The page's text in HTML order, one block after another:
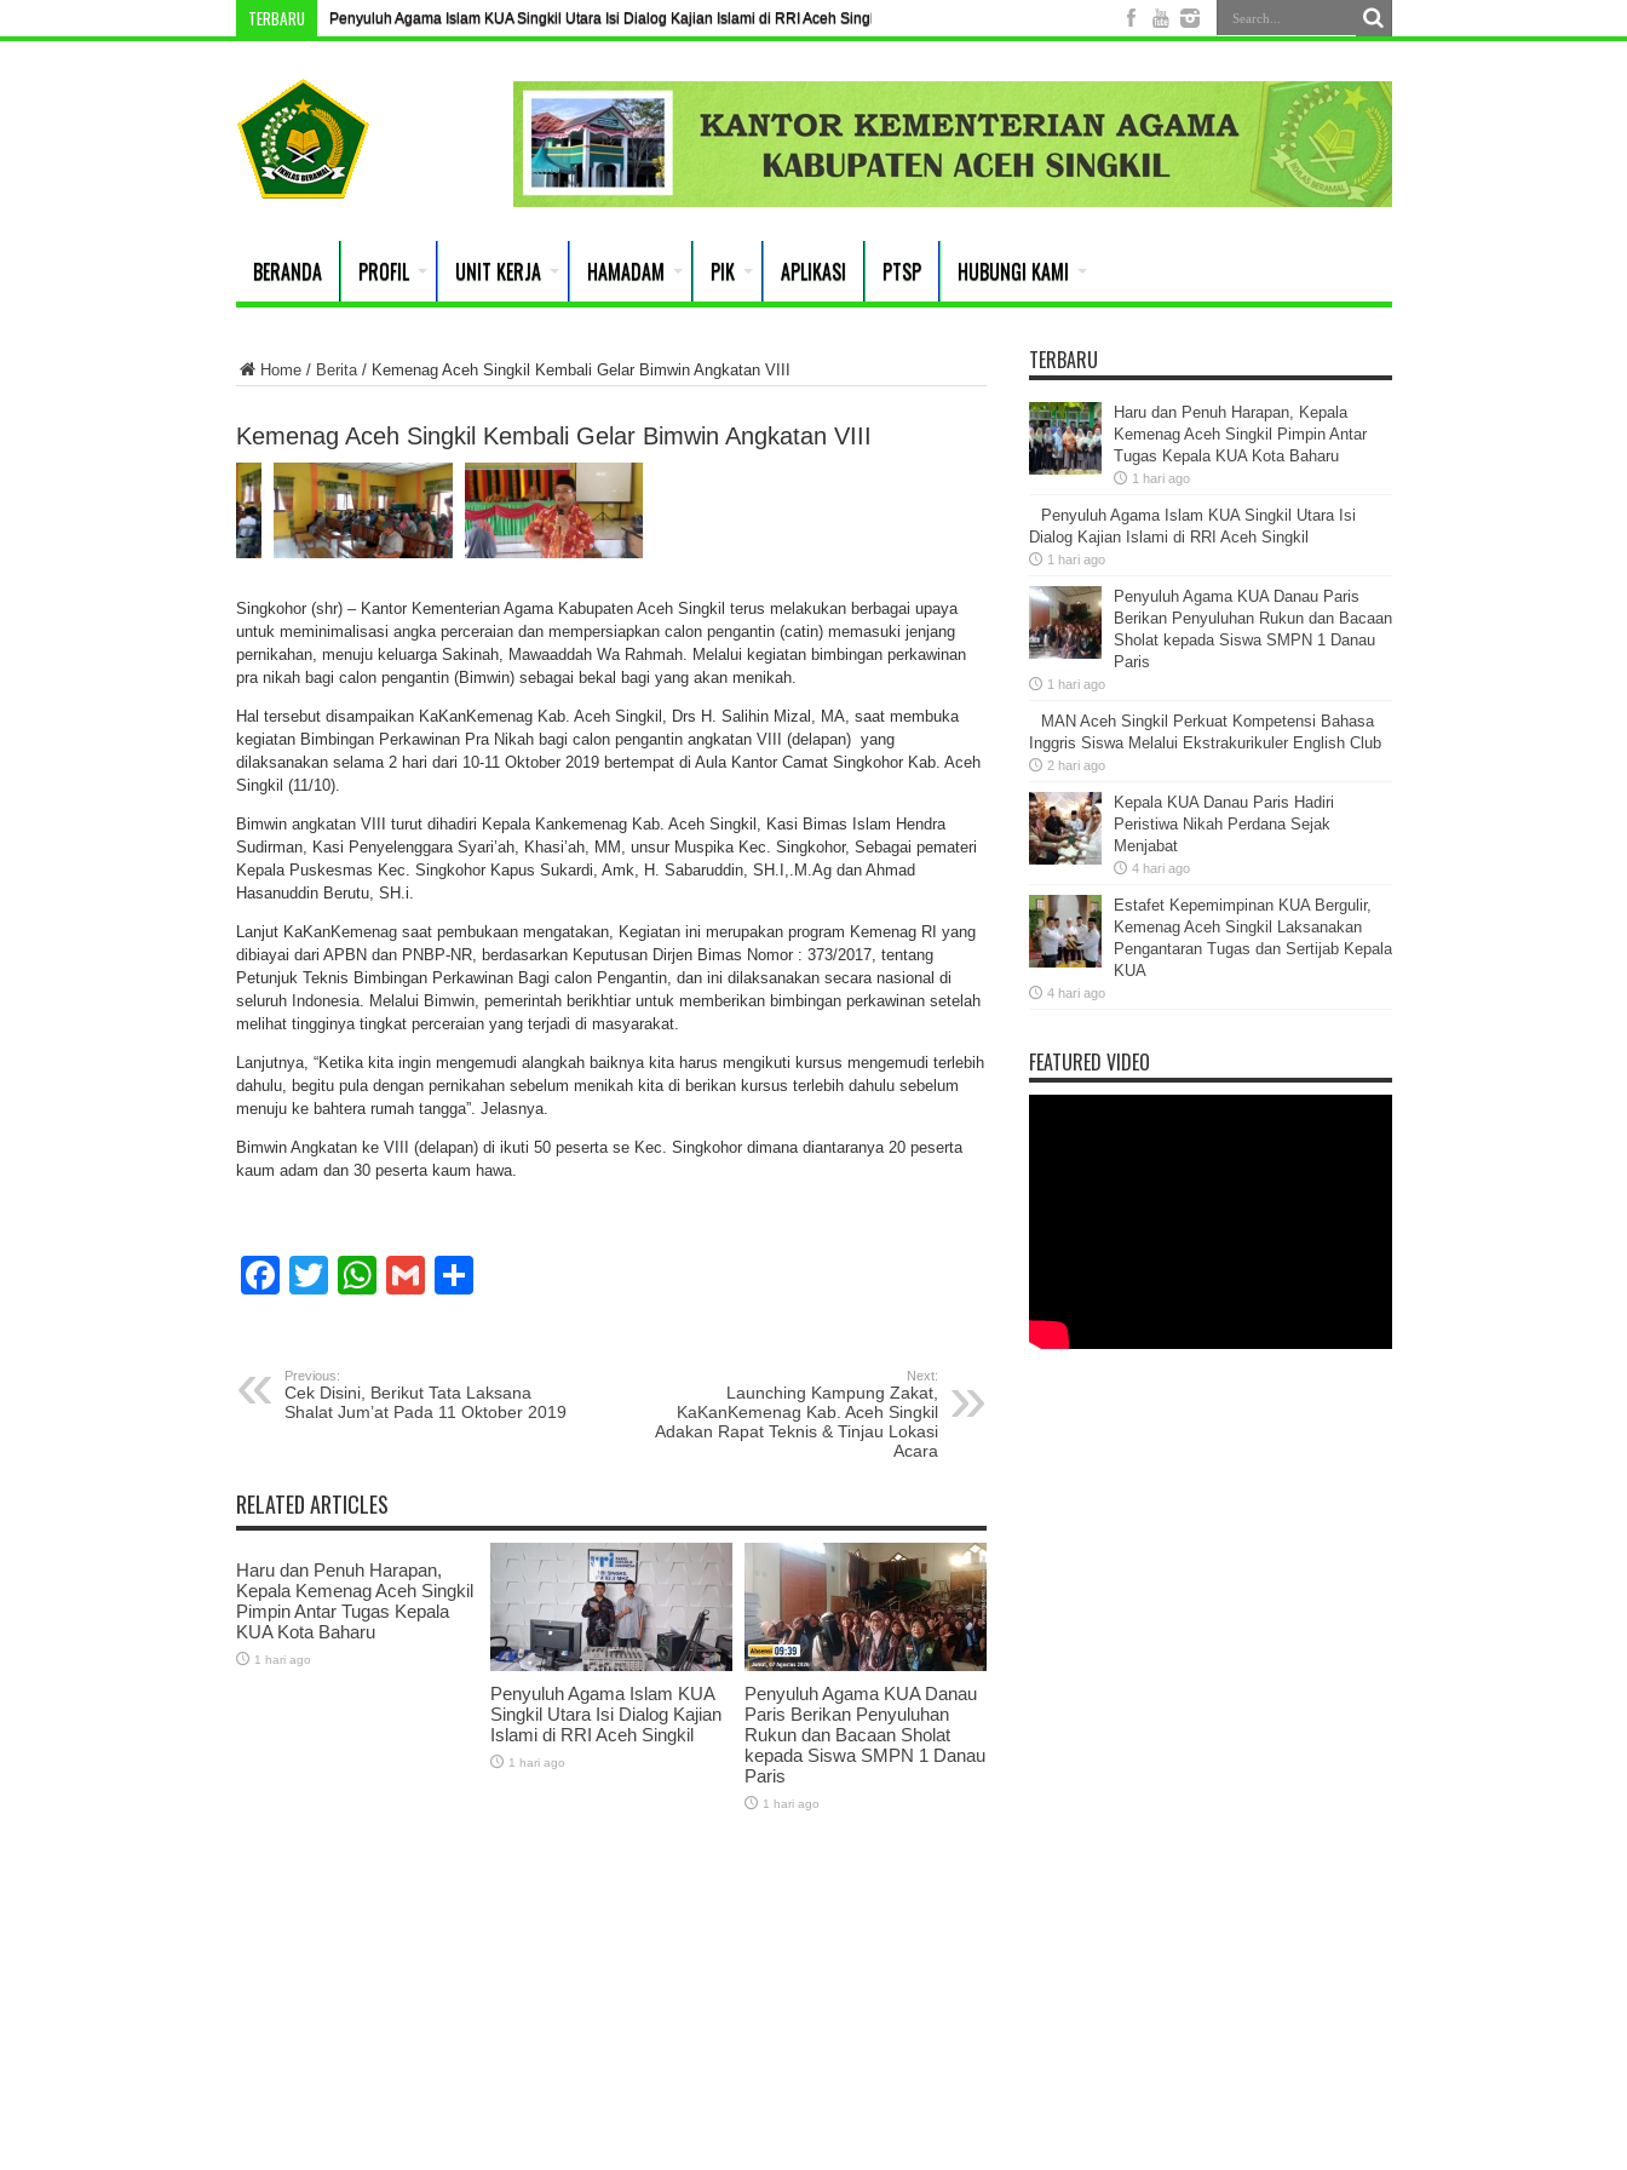
TERBARU Penyuluh Agama Islam KUA Singkil Utara Isi Dialog Kajian Islami di RRI Aceh Singkil
BERANDA PROFIL UNIT KERJA HAMADAM PIK APLIKASI PTSP HUBUNGI KAMI
Home/ Berita/ Kemenag Aceh Singkil Kembali Gelar Bimwin Angkatan VIII
Kemenag Aceh Singkil Kembali Gelar Bimwin Angkatan VIII
Singkohor (shr) – Kantor Kementerian Agama Kabupaten Aceh Singkil terus melakukan berbagai upaya
untuk meminimalisasi angka perceraian dan mempersiapkan calon pengantin (catin) memasuki jenjang
pernikahan, menuju keluarga Sakinah, Mawaaddah Wa Rahmah. Melalui kegiatan bimbingan perkawinan
pra nikah bagi calon pengantin (Bimwin) sebagai bekal bagi yang akan menikah.
Hal tersebut disampaikan KaKanKemenag Kab. Aceh Singkil, Drs H. Salihin Mizal, MA, saat membuka
kegiatan Bimbingan Perkawinan Pra Nikah bagi calon pengantin angkatan VIII (delapan) yang
dilaksanakan selama 2 hari dari 10-11 Oktober 2019 bertempat di Aula Kantor Camat Singkohor Kab. Aceh
Singkil (11/10).
Bimwin angkatan VIII turut dihadiri Kepala Kankemenag Kab. Aceh Singkil, Kasi Bimas Islam Hendra
Sudirman, Kasi Penyelenggara Syari’ah, Khasi’ah, MM, unsur Muspika Kec. Singkohor, Sebagai pemateri
Kepala Puskesmas Kec. Singkohor Kapus Sukardi, Amk, H. Sabaruddin, SH.I,.M.Ag dan Ahmad
Hasanuddin Berutu, SH.i.
Lanjut KaKanKemenag saat pembukaan mengatakan, Kegiatan ini merupakan program Kemenag RI yang
dibiayai dari APBN dan PNBP-NR, berdasarkan Keputusan Dirjen Bimas Nomor : 373/2017, tentang
Petunjuk Teknis Bimbingan Perkawinan Bagi calon Pengantin, dan ini dilaksanakan secara nasional di
seluruh Indonesia. Melalui Bimwin, pemerintah berikhtiar untuk memberikan bimbingan perkawinan setelah
melihat tingginya tingkat perceraian yang terjadi di masyarakat.
Lanjutnya, “Ketika kita ingin mengemudi alangkah baiknya kita harus mengikuti kursus mengemudi terlebih
dahulu, begitu pula dengan pernikahan sebelum menikah kita di berikan kursus terlebih dahulu sebelum
menuju ke bahtera rumah tangga”. Jelasnya.
Bimwin Angkatan ke VIII (delapan) di ikuti 50 peserta se Kec. Singkohor dimana diantaranya 20 peserta
kaum adam dan 30 peserta kaum hawa.
Facebook
Twitter
WhatsApp
GmailShare
Previous:
Cek Disini, Berikut Tata Laksana
Shalat Jum’at Pada 11 Oktober 2019
Next:
Launching Kampung Zakat,
KaKanKemenag Kab. Aceh Singkil
Adakan Rapat Teknis & Tinjau Lokasi
Acara
RELATED ARTICLES
Haru dan Penuh Harapan,
Kepala Kemenag Aceh Singkil
Pimpin Antar Tugas Kepala
KUA Kota Baharu
1 hari ago
Penyuluh Agama Islam KUA
Singkil Utara Isi Dialog Kajian
Islami di RRI Aceh Singkil
1 hari ago
Penyuluh Agama KUA Danau
Paris Berikan Penyuluhan
Rukun dan Bacaan Sholat
kepada Siswa SMPN 1 Danau
Paris
1 hari ago
TERBARU
Haru dan Penuh Harapan, Kepala
Kemenag Aceh Singkil Pimpin Antar
Tugas Kepala KUA Kota Baharu
1 hari ago
Penyuluh Agama Islam KUA Singkil Utara Isi
Dialog Kajian Islami di RRI Aceh Singkil
1 hari ago
Penyuluh Agama KUA Danau Paris
Berikan Penyuluhan Rukun dan Bacaan
Sholat kepada Siswa SMPN 1 Danau
Paris
1 hari ago
MAN Aceh Singkil Perkuat Kompetensi Bahasa
Inggris Siswa Melalui Ekstrakurikuler English Club
2 hari ago
Kepala KUA Danau Paris Hadiri
Peristiwa Nikah Perdana Sejak
Menjabat
4 hari ago
Estafet Kepemimpinan KUA Bergulir,
Kemenag Aceh Singkil Laksanakan
Pengantaran Tugas dan Sertijab Kepala
KUA
4 hari ago
FEATURED VIDEO